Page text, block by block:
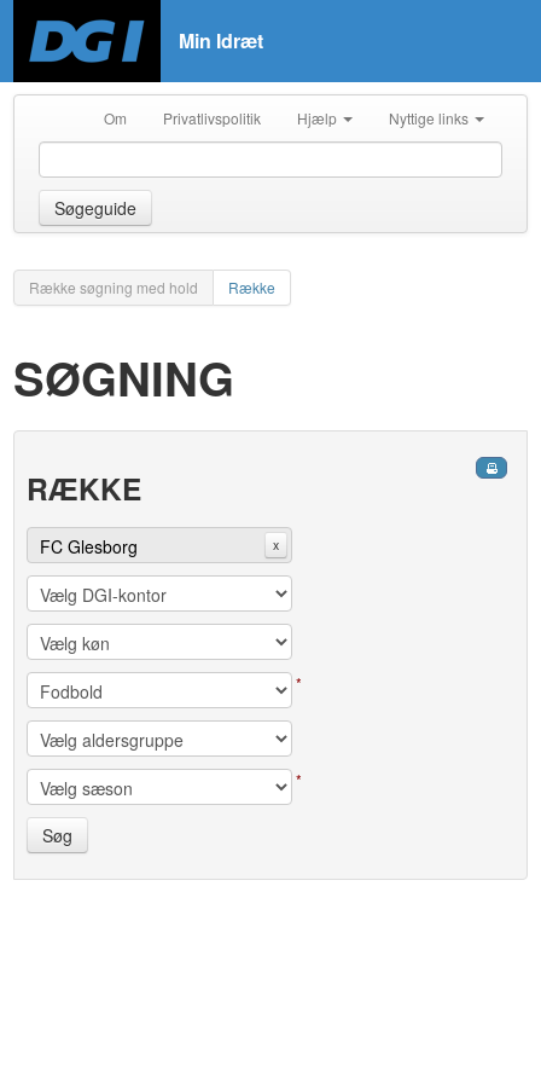
Min Idræt
Om Privatlivspolitik Hjælp Nyttige links
Søgeguide
Række søgning med hold Række
SØGNING
RÆKKE
FC Glesborg x
*
*